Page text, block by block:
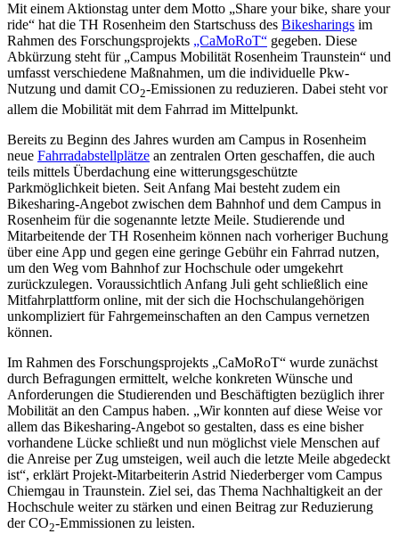
Mit einem Aktionstag unter dem Motto „Share your bike, share your
ride“ hat die TH Rosenheim den Startschuss des Bikesharings im
Rahmen des Forschungsprojekts „CaMoRoT“ gegeben. Diese
Abkürzung steht für „Campus Mobilität Rosenheim Traunstein“ und
umfasst verschiedene Maßnahmen, um die individuelle Pkw-
Nutzung und damit CO2-Emissionen zu reduzieren. Dabei steht vor
allem die Mobilität mit dem Fahrrad im Mittelpunkt.
Bereits zu Beginn des Jahres wurden am Campus in Rosenheim
neue Fahrradabstellplätze an zentralen Orten geschaffen, die auch
teils mittels Überdachung eine witterungsgeschützte
Parkmöglichkeit bieten. Seit Anfang Mai besteht zudem ein
Bikesharing-Angebot zwischen dem Bahnhof und dem Campus in
Rosenheim für die sogenannte letzte Meile. Studierende und
Mitarbeitende der TH Rosenheim können nach vorheriger Buchung
über eine App und gegen eine geringe Gebühr ein Fahrrad nutzen,
um den Weg vom Bahnhof zur Hochschule oder umgekehrt
zurückzulegen. Voraussichtlich Anfang Juli geht schließlich eine
Mitfahrplattform online, mit der sich die Hochschulangehörigen
unkompliziert für Fahrgemeinschaften an den Campus vernetzen
können.
Im Rahmen des Forschungsprojekts „CaMoRoT“ wurde zunächst
durch Befragungen ermittelt, welche konkreten Wünsche und
Anforderungen die Studierenden und Beschäftigten bezüglich ihrer
Mobilität an den Campus haben. „Wir konnten auf diese Weise vor
allem das Bikesharing-Angebot so gestalten, dass es eine bisher
vorhandene Lücke schließt und nun möglichst viele Menschen auf
die Anreise per Zug umsteigen, weil auch die letzte Meile abgedeckt
ist“, erklärt Projekt-Mitarbeiterin Astrid Niederberger vom Campus
Chiemgau in Traunstein. Ziel sei, das Thema Nachhaltigkeit an der
Hochschule weiter zu stärken und einen Beitrag zur Reduzierung
der CO2-Emmissionen zu leisten.